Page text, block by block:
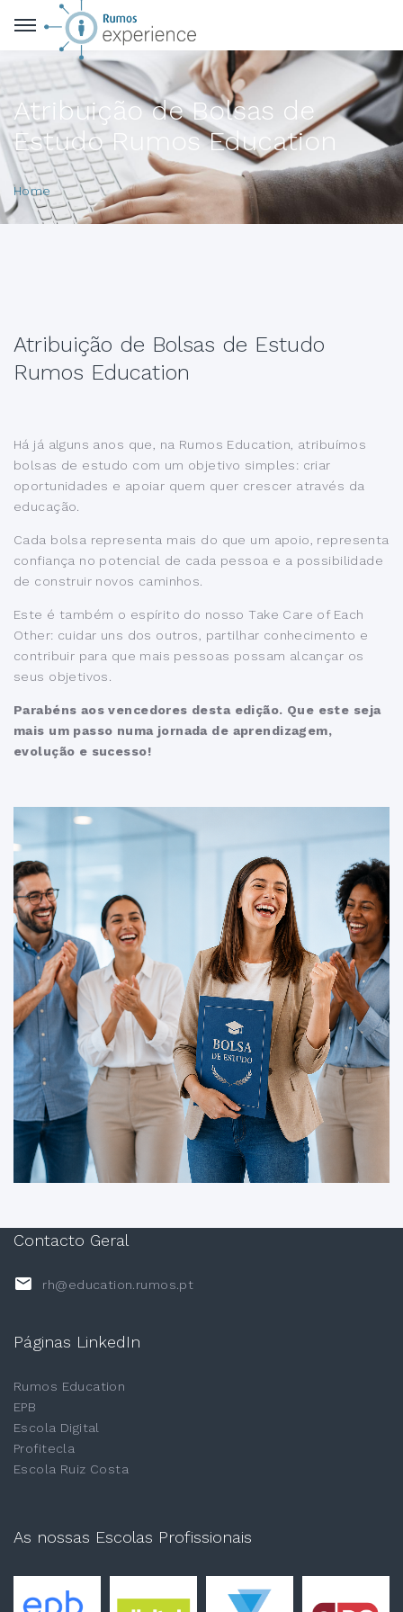
Atribuição de Bolsas de
Estudo Rumos Education
Home
Atribuição de Bolsas de Estudo
Rumos Education
Há já alguns anos que, na Rumos Education, atribuímos
bolsas de estudo com um objetivo simples: criar
oportunidades e apoiar quem quer crescer através da
educação.
Cada bolsa representa mais do que um apoio, representa
confiança no potencial de cada pessoa e a possibilidade
de construir novos caminhos.
Este é também o espírito do nosso Take Care of Each
Other: cuidar uns dos outros, partilhar conhecimento e
contribuir para que mais pessoas possam alcançar os
seus objetivos.
Parabéns aos vencedores desta edição. Que este seja
mais um passo numa jornada de aprendizagem,
evolução e sucesso!
Contacto Geral
rh@education.rumos.pt
Páginas LinkedIn
Rumos Education
EPB
Escola Digital
Profitecla
Escola Ruiz Costa
As nossas Escolas Profissionais